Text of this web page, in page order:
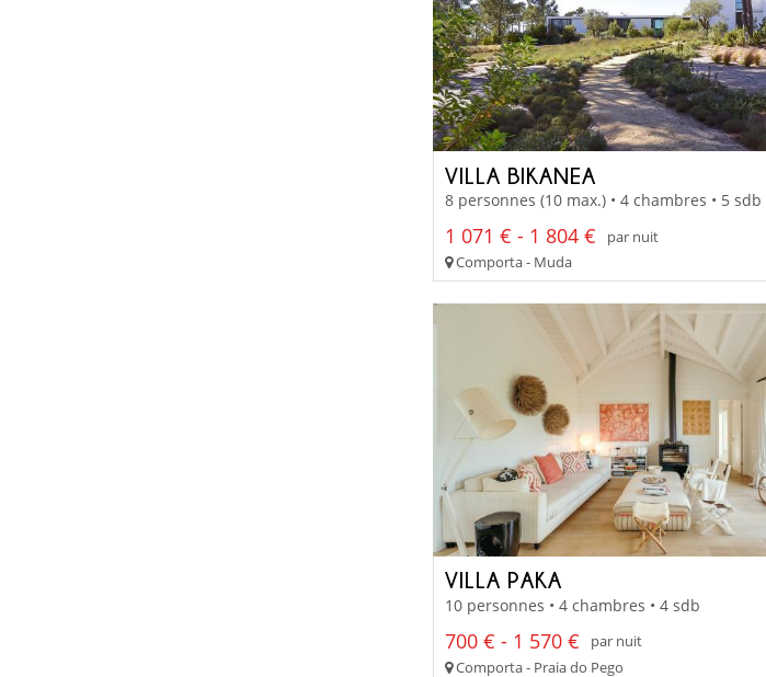
VILLA BIKANEA
8 personnes (10 max.) • 4 chambres • 5 sdb
1 071 € - 1 804 €
par nuit
Comporta - Muda
VILLA PAKA
10 personnes • 4 chambres • 4 sdb
700 € - 1 570 €
par nuit
Comporta - Praia do Pego